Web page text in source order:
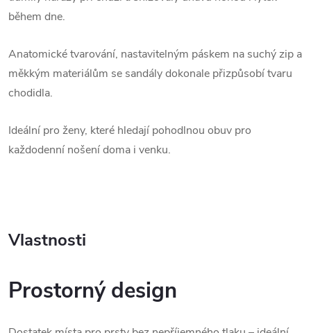
během dne.
Anatomické tvarování, nastavitelným páskem na suchý zip a
měkkým materiálům se sandály dokonale přizpůsobí tvaru
chodidla.
Ideální pro ženy, které hledají pohodlnou obuv pro
každodenní nošení doma i venku.
Vlastnosti
Prostorný design